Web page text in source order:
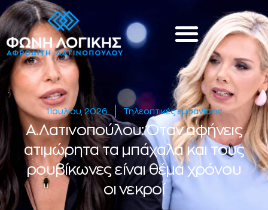
1 Ιουλίου, 2026 Τηλεοπτικές εμφανίσεις
Α.Λατινοπούλου: Όταν αφήνεις
ατιμώρητα τα μπάχαλα και τους
ρουβίκωνες είναι θέμα χρόνου
οι νεκροί